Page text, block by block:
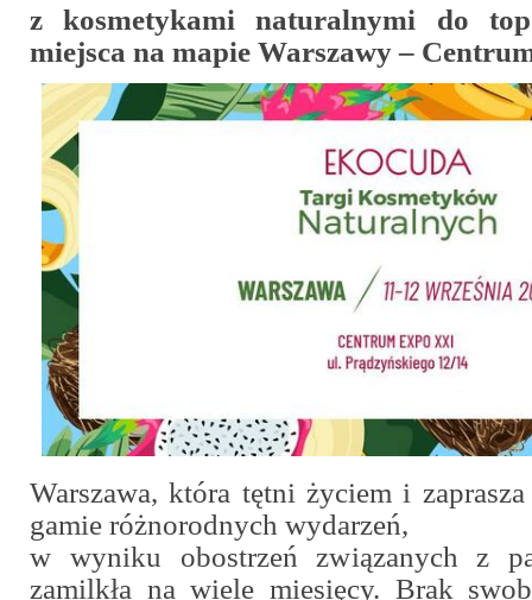
z kosmetykami naturalnymi do
miejsca na mapie Warszawy –
Warszawa, która tętni życiem i
gamie różnorodnych wydarzeń,
w wyniku obostrzeń związanych z
zamilkła na wiele miesięcy. Brak